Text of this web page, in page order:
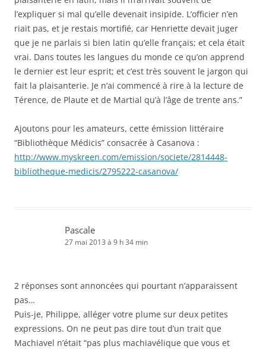
l’expliquer si mal qu’elle devenait insipide. L’officier n’en
riait pas, et je restais mortifié, car Henriette devait juger
que je ne parlais si bien latin qu’elle français; et cela était
vrai. Dans toutes les langues du monde ce qu’on apprend
le dernier est leur esprit; et c’est très souvent le jargon qui
fait la plaisanterie. Je n’ai commencé à rire à la lecture de
Térence, de Plaute et de Martial qu’à l’âge de trente ans.”
Ajoutons pour les amateurs, cette émission littéraire
“Bibliothèque Médicis” consacrée à Casanova :
http://www.myskreen.com/emission/societe/2814448-
bibliotheque-medicis/2795222-casanova/
Pascale
27 mai 2013 à 9 h 34 min
2 réponses sont annoncées qui pourtant n’apparaissent
pas…
Puis-je, Philippe, alléger votre plume sur deux petites
expressions. On ne peut pas dire tout d’un trait que
Machiavel n’était “pas plus machiavélique que vous et